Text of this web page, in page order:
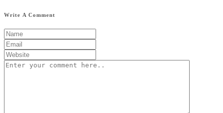
Write A Comment